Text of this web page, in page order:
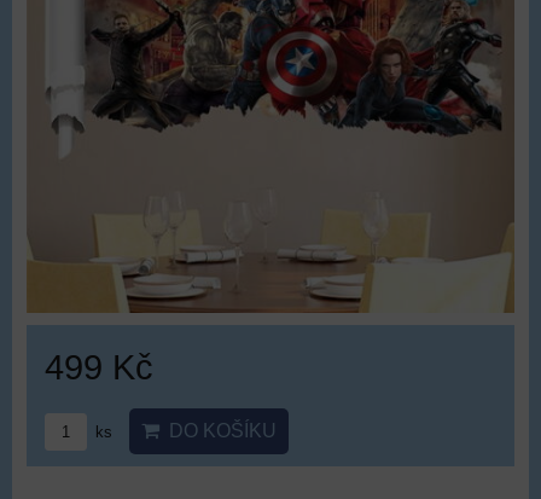
499 Kč
ks DO KOŠÍKU